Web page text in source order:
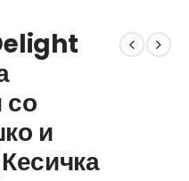
со
и